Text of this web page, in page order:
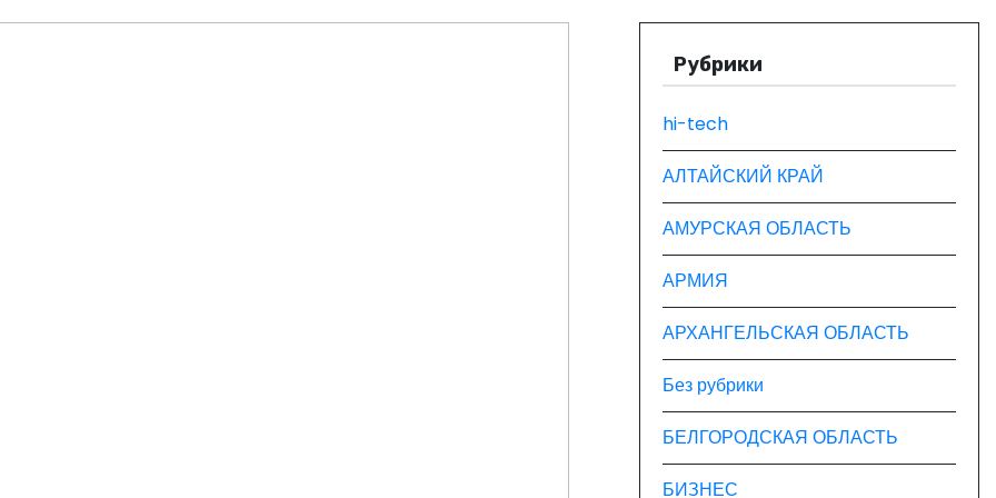
Рубрики
hi-tech
АЛТАЙСКИЙ КРАЙ
АМУРСКАЯ ОБЛАСТЬ
АРМИЯ
АРХАНГЕЛЬСКАЯ ОБЛАСТЬ
Без рубрики
БЕЛГОРОДСКАЯ ОБЛАСТЬ
БИЗНЕС